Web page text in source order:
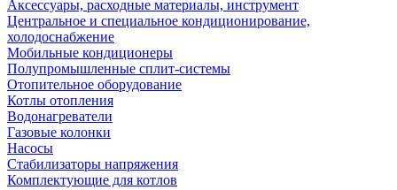
Аксессуары, расходные материалы, инструмент
Центральное и специальное кондиционирование,
холодоснабжение
Мобильные кондиционеры
Полупромышленные сплит-системы
Отопительное оборудование
Котлы отопления
Водонагреватели
Газовые колонки
Насосы
Стабилизаторы напряжения
Комплектующие для котлов